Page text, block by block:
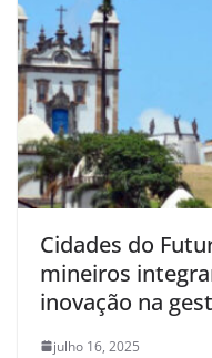
Cidades do
mineiros
inovação na
julho 16, 2025